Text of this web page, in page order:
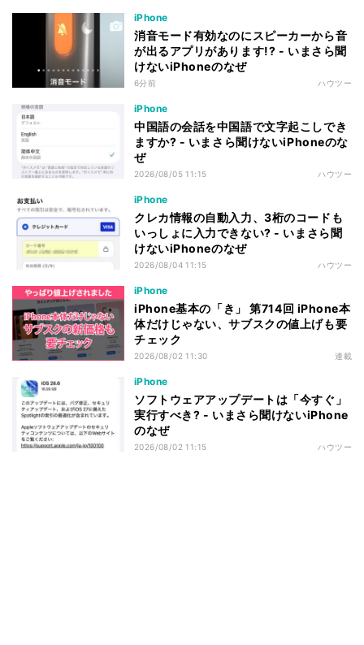
iPhone
消音モード有効なのにスピーカーから音
が出るアプリがあります!? - いまさら聞
けないiPhoneのなぜ
6分前 ハウツー
iPhone
中国語の会話を中国語で文字起こしでき
ますか? - いまさら聞けないiPhoneのな
ぜ
2026/08/05 11:15 ハウツー
iPhone
クレカ情報の自動入力、3桁のコードも
いっしょに入力できない? - いまさら聞
けないiPhoneのなぜ
2026/08/04 11:15 ハウツー
iPhone
iPhone基本の「き」 第714回 iPhone本
体だけじゃない、サブスクの値上げも要
チェック
2026/08/02 11:30 連載
iPhone
ソフトウェアアップデートは「今すぐ」
実行すべき? - いまさら聞けないiPhone
のなぜ
2026/08/02 11:15 ハウツー